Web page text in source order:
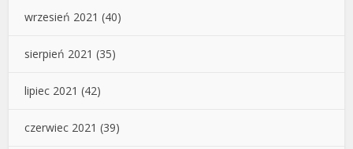
wrzesień 2021 (40)
sierpień 2021 (35)
lipiec 2021 (42)
czerwiec 2021 (39)